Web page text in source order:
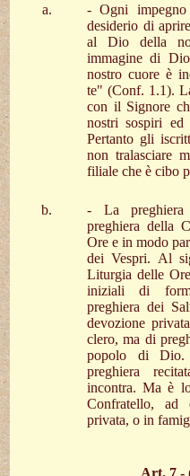
- Ogni impegno
desiderio di
al Dio della
immagine di
nostro cuore è
te" (Conf. 1.1).
con il Signore
nostri sospiri ed
Pertanto gli
non tralasciare
filiale che è cibo
- La
preghiera della
Ore e in modo
dei Vespri. Al
Liturgia delle
iniziali di
preghiera dei
devozione
clero, ma di
popolo di Dio.
preghiera
incontra. Ma è
Confratello, ad
privata, o in
Art. 7 -